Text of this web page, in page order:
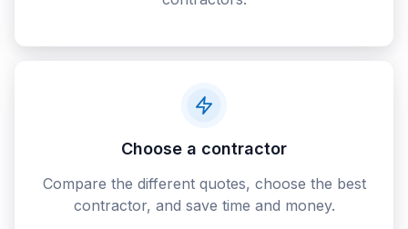
Choose a contractor
Compare the different quotes, choose the best
contractor, and save time and money.